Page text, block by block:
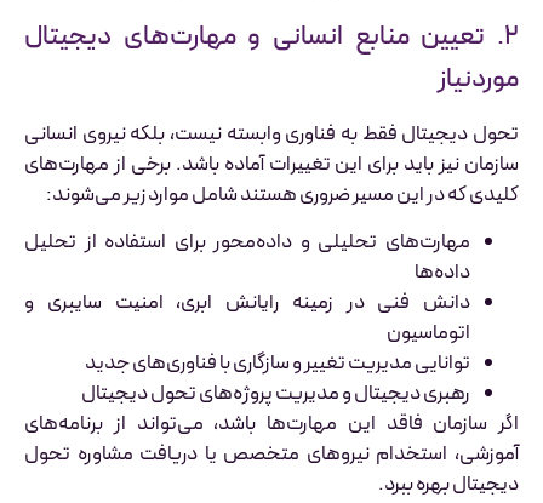
۲. تعیین منابع انسانی و مهارت‌های دیجیتال
موردنیاز
تحول دیجیتال فقط به فناوری وابسته نیست، بلکه نیروی انسانی
سازمان نیز باید برای این تغییرات آماده باشد. برخی از مهارت‌های
کلیدی که در این مسیر ضروری هستند شامل موارد زیر می‌شوند:
مهارت‌های تحلیلی و داده‌محور برای استفاده از تحلیل
داده‌ها
دانش فنی در زمینه رایانش ابری، امنیت سایبری و
اتوماسیون
توانایی مدیریت تغییر و سازگاری با فناوری‌های جدید
رهبری دیجیتال و مدیریت پروژه‌های تحول دیجیتال
اگر سازمان فاقد این مهارت‌ها باشد، می‌تواند از برنامه‌های
آموزشی، استخدام نیروهای متخصص یا دریافت مشاوره تحول
دیجیتال بهره ببرد.